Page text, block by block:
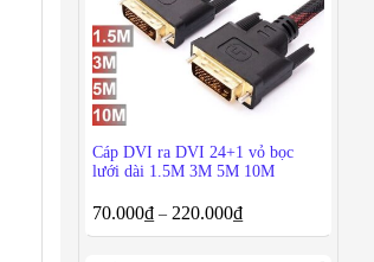
Cáp DVI ra DVI 24+1 vỏ bọc
lưới dài 1.5M 3M 5M 10M
70.000₫ –220.000₫